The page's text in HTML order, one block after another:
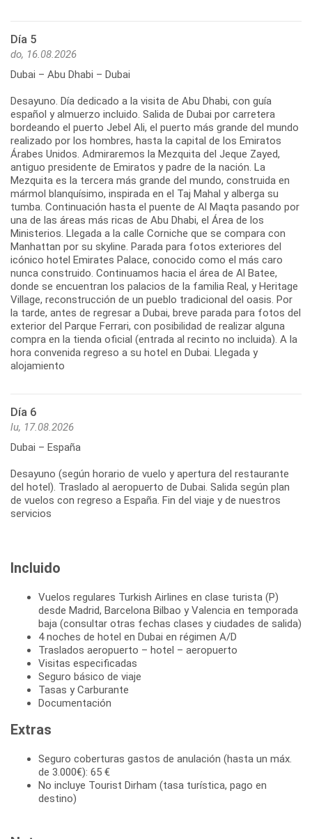
Día 5
do, 16.08.2026
Dubai – Abu Dhabi – Dubai
Desayuno. Día dedicado a la visita de Abu Dhabi, con guía
español y almuerzo incluido. Salida de Dubai por carretera
bordeando el puerto Jebel Ali, el puerto más grande del mundo
realizado por los hombres, hasta la capital de los Emiratos
Árabes Unidos. Admiraremos la Mezquita del Jeque Zayed,
antiguo presidente de Emiratos y padre de la nación. La
Mezquita es la tercera más grande del mundo, construida en
mármol blanquísimo, inspirada en el Taj Mahal y alberga su
tumba. Continuación hasta el puente de Al Maqta pasando por
una de las áreas más ricas de Abu Dhabi, el Área de los
Ministerios. Llegada a la calle Corniche que se compara con
Manhattan por su skyline. Parada para fotos exteriores del
icónico hotel Emirates Palace, conocido como el más caro
nunca construido. Continuamos hacia el área de Al Batee,
donde se encuentran los palacios de la familia Real, y Heritage
Village, reconstrucción de un pueblo tradicional del oasis. Por
la tarde, antes de regresar a Dubai, breve parada para fotos del
exterior del Parque Ferrari, con posibilidad de realizar alguna
compra en la tienda oficial (entrada al recinto no incluida). A la
hora convenida regreso a su hotel en Dubai. Llegada y
alojamiento
Día 6
lu, 17.08.2026
Dubai – España
Desayuno (según horario de vuelo y apertura del restaurante
del hotel). Traslado al aeropuerto de Dubai. Salida según plan
de vuelos con regreso a España. Fin del viaje y de nuestros
servicios
Incluido
Vuelos regulares Turkish Airlines en clase turista (P)
desde Madrid, Barcelona Bilbao y Valencia en temporada
baja (consultar otras fechas clases y ciudades de salida)
4 noches de hotel en Dubai en régimen A/D
Traslados aeropuerto – hotel – aeropuerto
Visitas especificadas
Seguro básico de viaje
Tasas y Carburante
Documentación
Extras
Seguro coberturas gastos de anulación (hasta un máx.
de 3.000€): 65 €
No incluye Tourist Dirham (tasa turística, pago en
destino)